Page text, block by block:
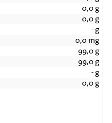
0,0 g
0,0 g
-g
0,0 mg
99,0 g
99,0 g
-g
0,0 g